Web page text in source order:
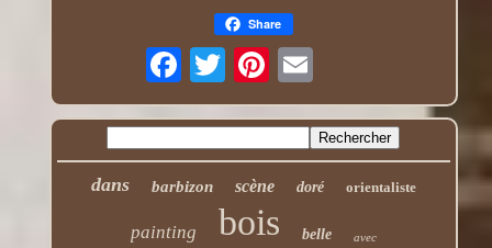
Share
dans barbizon scène doré orientaliste
painting bois belle avec